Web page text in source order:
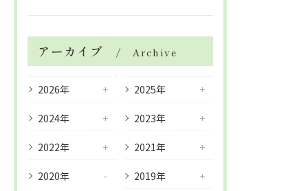
アーカイブ Archive
2026年 2025年
2024年 2023年
2022年 2021年
2020年
2019年